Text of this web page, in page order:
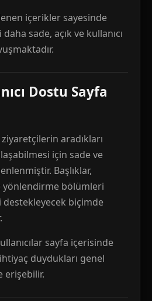
içerikler sayesinde
sade, açık ve kullanıcı
Dostu Sayfa
aradıkları
için sade ve
Başlıklar,
yönlendirme bölümleri
destekleyecek biçimde
sayfa içerisinde
duydukları genel
erişebilir.